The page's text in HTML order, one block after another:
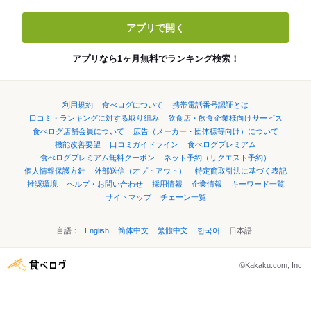
アプリで開く
アプリなら1ヶ月無料でランキング検索！
利用規約 食べログについて
携帯電話番号認証とは
口コミ・ランキングに対する取り組み
飲食店・飲食企業様向けサービス
食べログ店舗会員について
広告（メーカー・団体様等向け）について
機能改善要望
口コミガイドライン
食べログプレミアム
食べログプレミアム無料クーポン
ネット予約（リクエスト予約）
個人情報保護方針
外部送信（オプトアウト）
特定商取引法に基づく表記
推奨環境
ヘルプ・お問い合わせ 採用情報 企業情報
キーワード一覧
サイトマップ
チェーン一覧
言語： English 简体中文 繁體中文 한국어 日本語
©Kakaku.com, Inc.